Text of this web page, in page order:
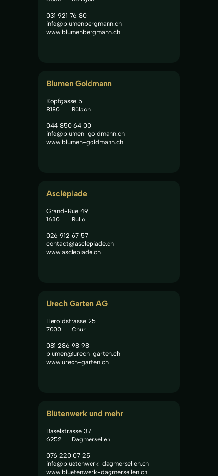
031 921 76 80
info@blumenbergmann.ch
www.blumenbergmann.ch
Blumen Goldmann
Kopfgasse 5
8180
Bülach
044 850 64 00
info@blumen-goldmann.ch
www.blumen-goldmann.ch
Asclépiade
Grand-Rue 49
1630
Bulle
026 912 67 57
contact@asclepiade.ch
www.asclepiade.ch
Urech Garten AG
Heroldstrasse 25
7000
Chur
081 286 98 98
blumen@urech-garten.ch
www.urech-garten.ch
Blütenwerk und mehr
Baselstrasse 37
6252
Dagmersellen
076 220 07 25
info@bluetenwerk-dagmersellen.ch
www.bluetenwerk-dagmersellen.ch